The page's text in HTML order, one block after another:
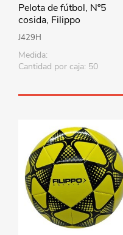
Pelota de fútbol, Nº5
cosida, Filippo
J429H
Medida:
Cantidad por caja: 50